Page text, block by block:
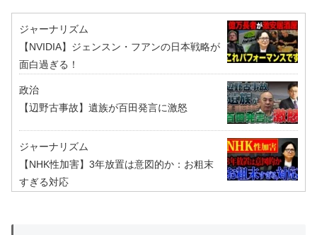
ジャーナリズム
【NVIDIA】ジェンスン・フアンの日本戦略が
面白過ぎる！
政治
【辺野古事故】遺族が百田発言に激怒
ジャーナリズム
【NHK性加害】3年放置は意図的か：お粗末
すぎる対応